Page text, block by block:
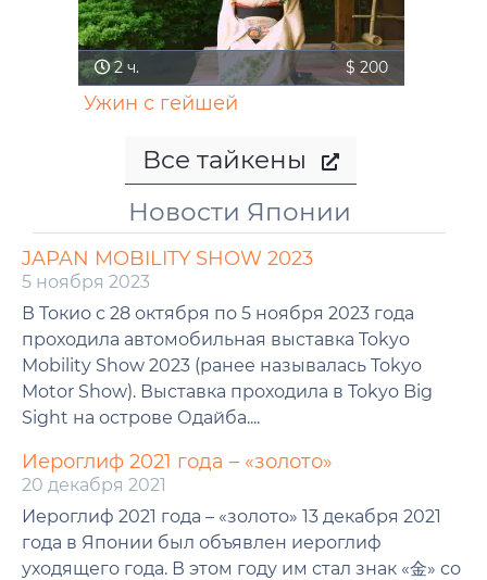
2ч. $ 200
Ужин с гейшей
Все тайкены
Новости Японии
JAPAN MOBILITY SHOW 2023
5 ноября 2023
В Токио с 28 октября по 5 ноября 2023 года
проходила автомобильная выставка Tokyo
Mobility Show 2023 (ранее называлась Tokyo
Motor Show). Выставка проходила в Tokyo Big
Sight на острове Одайба....
Иероглиф 2021 года – «золото»
20 декабря 2021
Иероглиф 2021 года – «золото» 13 декабря 2021
года в Японии был объявлен иероглиф
уходящего года. В этом году им стал знак «金» со